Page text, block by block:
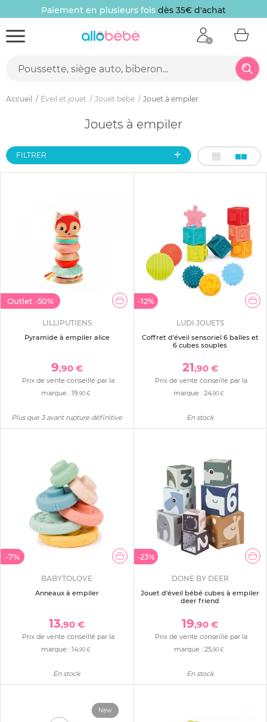
dès 35€ d'achat 10 € offertssur votre
Accueil Éveil et jouet Jouet bébé Jouet à empiler
Jouets à empiler
FILTRER
Outlet -50%
LILLIPUTIENS
Pyramide à empiler alice
9,90 €
Prix de vente conseillé par la
marque : 19 ,90 €
Plus que 3 avant rupture définitive
-12%
LUDI JOUETS
Coffret d'éveil sensoriel 6 balles et
6 cubes souples
21,90 €
Prix de vente conseillé par la
marque :24,90 €
En stock
-7%
BABYTOLOVE
Anneaux à empiler
13,90 €
Prix de vente conseillé par la
marque : 14,90 €
En stock
-23%
DONE BY DEER
Jouet d'éveil bébé cubes à empiler
deer friend
19,90 €
Prix de vente conseillé par la
marque : 25,90 €
En stock
New